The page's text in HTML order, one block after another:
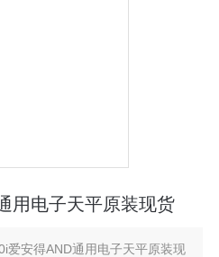
用电子天平原装现货
爱安得AND通用电子天平原装现